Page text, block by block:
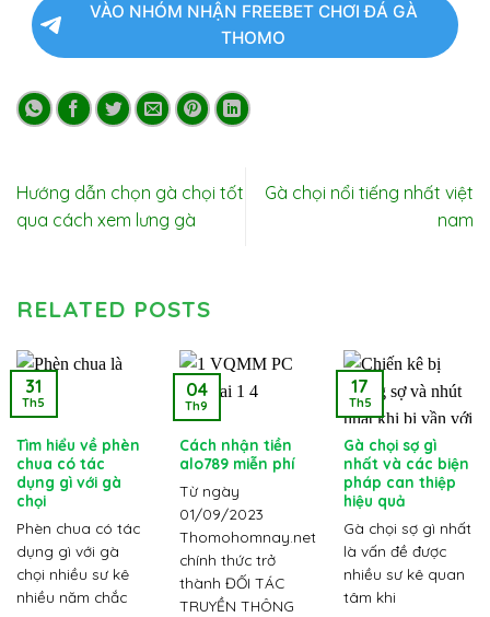
VÀO NHÓM NHẬN FREEBET CHƠI ĐÁ GÀ
THOMO
Hướng dẫn chọn gà chọi tốt
qua cách xem lưng gà
Gà chọi nổi tiếng nhất việt
nam
RELATED POSTS
Tìm hiểu về phèn
chua có tác
dụng gì với gà
chọi
Phèn chua có tác
dụng gì với gà
chọi nhiều sư kê
nhiều năm chắc
31
Th5
Cách nhận tiền
alo789 miễn phí
Từ ngày
01/09/2023
Thomohomnay.net
chính thức trở
thành ĐỐI TÁC
TRUYỀN THÔNG
04
Th9
Gà chọi sợ gì
nhất và các biện
pháp can thiệp
hiệu quả
Gà chọi sợ gì nhất
là vấn đề được
nhiều sư kê quan
tâm khi
17
Th5